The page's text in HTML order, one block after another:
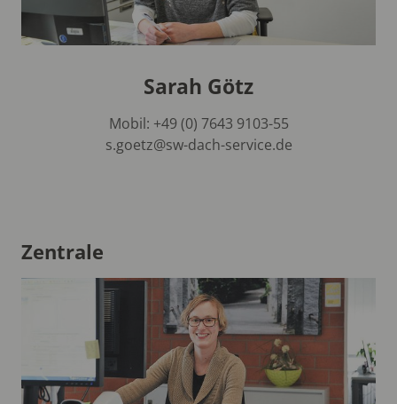
Sarah Götz
Mobil: +49 (0) 7643 9103-55
s.goetz@sw-dach-service.de
Zentrale